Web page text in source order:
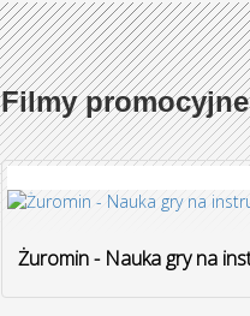
Filmy promocyjne
Żuromin - Nauka gry na